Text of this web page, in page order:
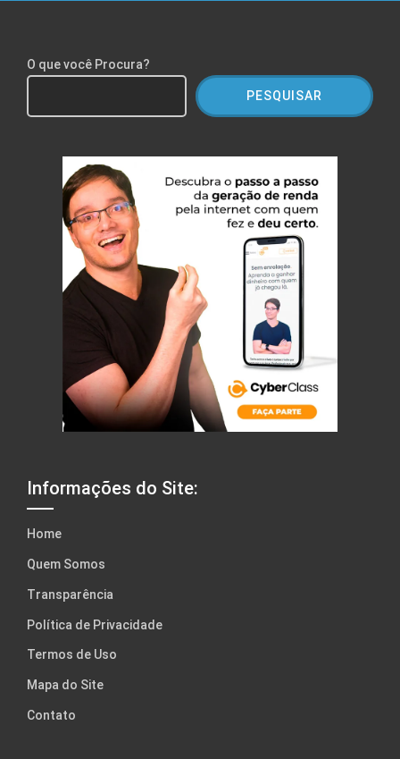
O que você Procura?
PESQUISAR
Informações do Site:
Home
Quem Somos
Transparência
Política de Privacidade
Termos de Uso
Mapa do Site
Contato